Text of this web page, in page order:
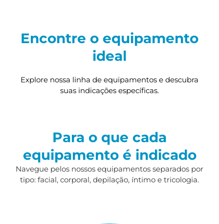
Encontre o equipamento
ideal
Explore nossa linha de equipamentos e descubra
suas indicações específicas.
Para o que cada
equipamento é indicado
Navegue pelos nossos equipamentos separados por
tipo: facial, corporal, depilação, íntimo e tricologia.